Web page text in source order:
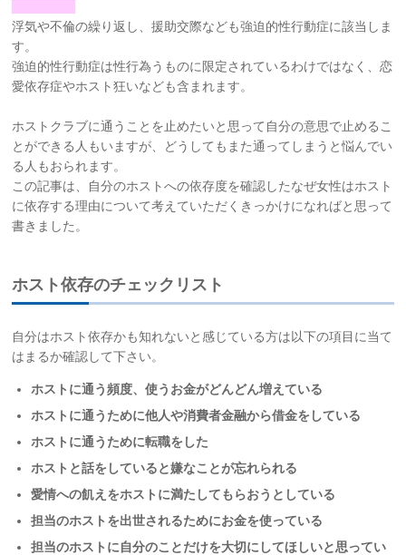
浮気や不倫の繰り返し、援助交際なども強迫的性行動症に該当しま
す。
強迫的性行動症は性行為うものに限定されているわけではなく、恋
愛依存症やホスト狂いなども含まれます。
ホストクラブに通うことを止めたいと思って自分の意思で止めるこ
とができる人もいますが、どうしてもまた通ってしまうと悩んでい
る人もおられます。
この記事は、自分のホストへの依存度を確認したなぜ女性はホスト
に依存する理由について考えていただくきっかけになればと思って
書きました。
ホスト依存のチェックリスト
自分はホスト依存かも知れないと感じている方は以下の項目に当て
はまるか確認して下さい。
ホストに通う頻度、使うお金がどんどん増えている
ホストに通うために他人や消費者金融から借金をしている
ホストに通うために転職をした
ホストと話をしていると嫌なことが忘れられる
愛情への飢えをホストに満たしてもらおうとしている
担当のホストを出世されるためにお金を使っている
担当のホストに自分のことだけを大切にしてほしいと思ってい